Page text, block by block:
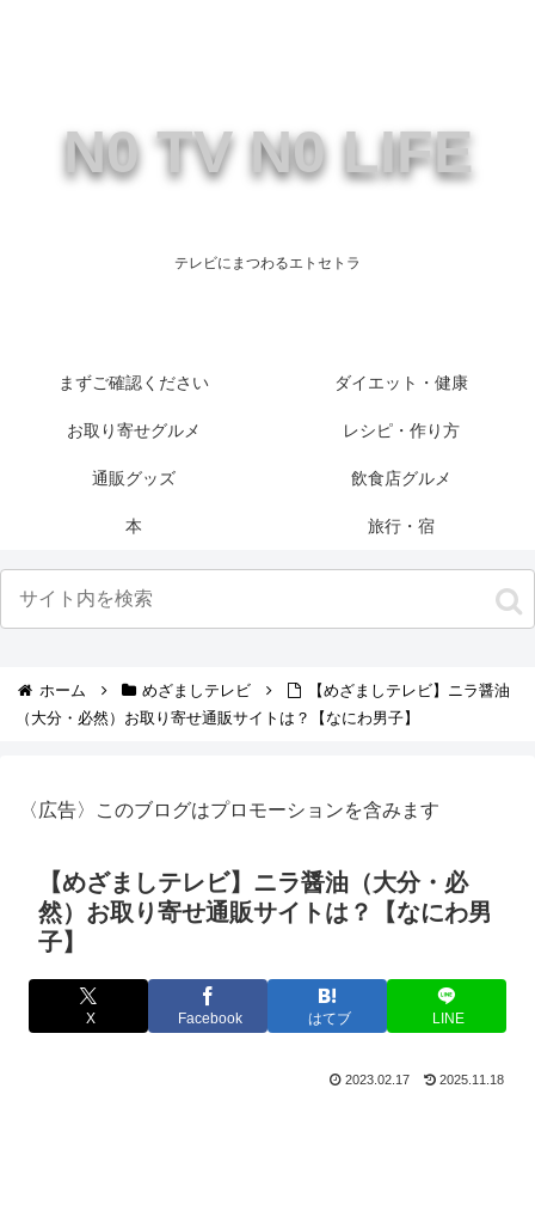
N0 TV N0 LIFE
テレビにまつわるエトセトラ
まずご確認ください ダイエット・健康
お取り寄せグルメ レシピ・作り方
通販グッズ 飲食店グルメ
本 旅行・宿
ホーム めざましテレビ
【めざましテレビ】ニラ醤油
（大分・必然）お取り寄せ通販サイトは？【なにわ男子】
〈広告〉このブログはプロモーションを含みます
【めざましテレビ】ニラ醤油（大分・必
然）お取り寄せ通販サイトは？【なにわ男
子】
X Facebook はてブ LINE
2023.02.17 2025.11.18